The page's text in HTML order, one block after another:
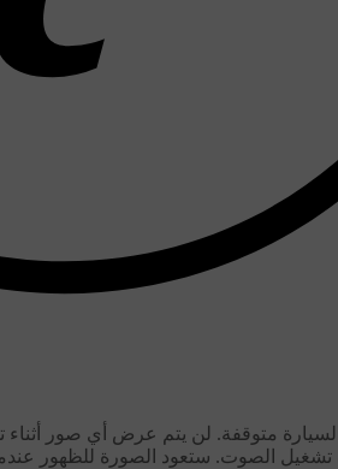
والسيارة متوقفة. لن يتم عرض أي صور
الصوت. ستعود الصورة للظهور